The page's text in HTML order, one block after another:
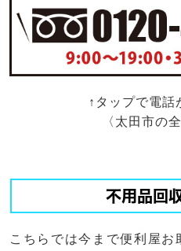
↑タップで電話
〈太田市の
不用品回
こちらでは今まで便利屋